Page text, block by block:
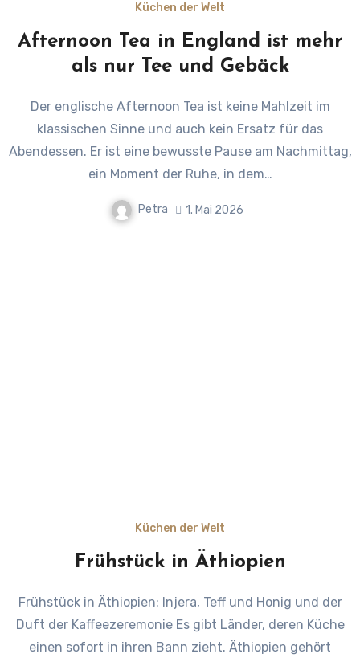
Küchen der Welt
Afternoon Tea in England ist mehr
als nur Tee und Gebäck
Der englische Afternoon Tea ist keine Mahlzeit im
klassischen Sinne und auch kein Ersatz für das
Abendessen. Er ist eine bewusste Pause am Nachmittag,
ein Moment der Ruhe, in dem…
Petra 1. Mai 2026
Küchen der Welt
Frühstück in Äthiopien
Frühstück in Äthiopien: Injera, Teff und Honig und der
Duft der Kaffeezeremonie Es gibt Länder, deren Küche
einen sofort in ihren Bann zieht. Äthiopien gehört